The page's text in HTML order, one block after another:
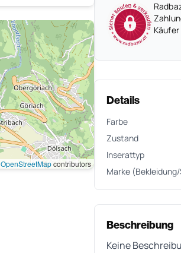
OpenStreetMapcontributors
Details
Farbe
Zustand
Inserattyp
Marke
Beschreibung
Keine